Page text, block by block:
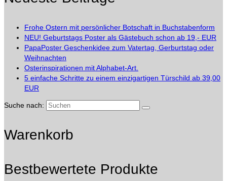
Frohe Ostern mit persönlicher Botschaft in Buchstabenform
NEU! Geburtstags Poster als Gästebuch schon ab 19,- EUR
PapaPoster Geschenkidee zum Vatertag, Gerburtstag oder
Weihnachten
Osterinspirationen mit Alphabet-Art.
5 einfache Schritte zu einem einzigartigen Türschild ab 39,00
EUR
Suche nach:
Warenkorb
Bestbewertete Produkte